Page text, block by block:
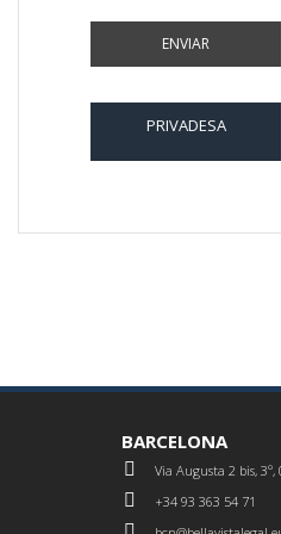
PRIVADESA
BARCELONA
Via Augusta 2 bis,
+34 93 363 54 71